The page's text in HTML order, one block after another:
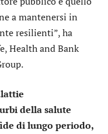
a mantenersi in
resilienti”, ha
Health and Bank
della salute
di lungo periodo,